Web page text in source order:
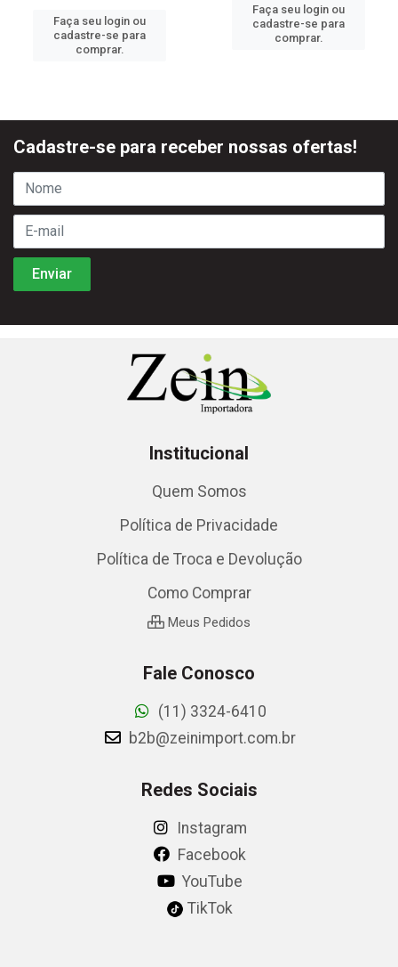
Faça seu login ou
cadastre-se para
comprar.
Faça seu login ou
cadastre-se para
comprar.
Cadastre-se para receber nossas ofertas!
Institucional
Quem Somos
Política de Privacidade
Política de Troca e Devolução
Como Comprar
Meus Pedidos
Fale Conosco
(11) 3324-6410
b2b@zeinimport.com.br
Redes Sociais
Instagram
Facebook
YouTube
TikTok